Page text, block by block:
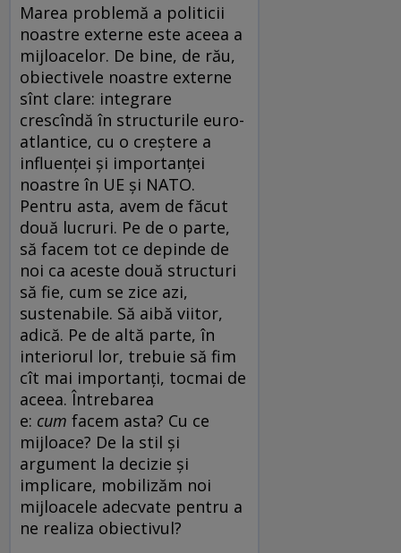
Marea problemă a politicii
noastre externe este aceea a
mijloacelor. De bine, de rău,
obiectivele noastre externe
sînt clare: integrare
crescîndă în structurile euro-
atlantice, cu o creștere a
influenței și importanței
noastre în UE și NATO.
Pentru asta, avem de făcut
două lucruri. Pe de o parte,
să facem tot ce depinde de
noi ca aceste două structuri
să fie, cum se zice azi,
sustenabile. Să aibă viitor,
adică. Pe de altă parte, în
interiorul lor, trebuie să fim
cît mai importanți, tocmai de
aceea. Întrebarea
e: cum facem asta? Cu ce
mijloace? De la stil și
argument la decizie și
implicare, mobilizăm noi
mijloacele adecvate pentru a
ne realiza obiectivul?